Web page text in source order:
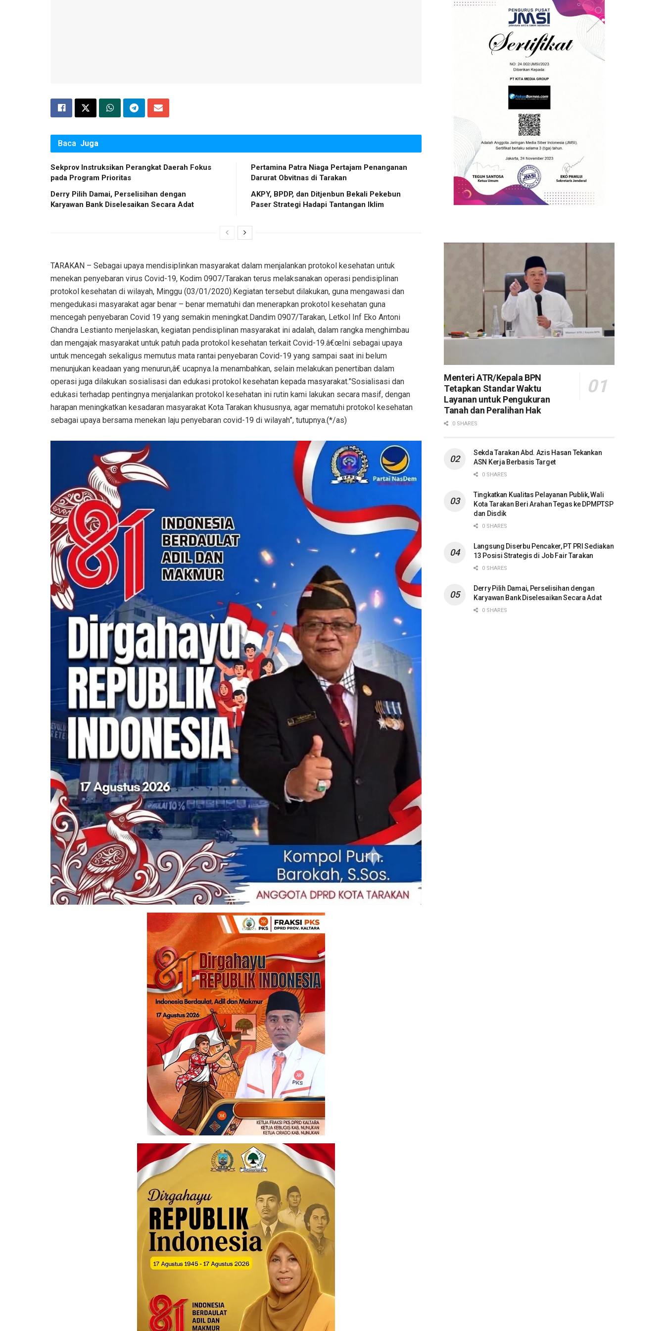
Baca Juga
Sekprov Instruksikan Perangkat Daerah Fokus
pada Program Prioritas
Derry Pilih Damai, Perselisihan dengan
Karyawan Bank Diselesaikan Secara Adat
Pertamina Patra Niaga Pertajam Penanganan
Darurat Obvitnas di Tarakan
AKPY, BPDP, dan Ditjenbun Bekali Pekebun
Paser Strategi Hadapi Tantangan Iklim
TARAKAN – Sebagai upaya mendisiplinkan masyarakat dalam menjalankan protokol kesehatan untuk
menekan penyebaran virus Covid-19, Kodim 0907/Tarakan terus melaksanakan operasi pendisiplinan
protokol kesehatan di wilayah, Minggu (03/01/2020).Kegiatan tersebut dilakukan, guna mengawasi dan
mengedukasi masyarakat agar benar – benar mematuhi dan menerapkan prokotol kesehatan guna
mencegah penyebaran Covid 19 yang semakin meningkat.Dandim 0907/Tarakan, Letkol Inf Eko Antoni
Chandra Lestianto menjelaskan, kegiatan pendisiplinan masyarakat ini adalah, dalam rangka menghimbau
dan mengajak masyarakat untuk patuh pada protokol kesehatan terkait Covid-19.â€œIni sebagai upaya
untuk mencegah sekaligus memutus mata rantai penyebaran Covid-19 yang sampai saat ini belum
menunjukan keadaan yang menurun,â€ ucapnya.Ia menambahkan, selain melakukan penertiban dalam
operasi juga dilakukan sosialisasi dan edukasi protokol kesehatan kepada masyarakat.”Sosialisasi dan
edukasi terhadap pentingnya menjalankan protokol kesehatan ini rutin kami lakukan secara masif, dengan
harapan meningkatkan kesadaran masyarakat Kota Tarakan khususnya, agar mematuhi protokol kesehatan
sebagai upaya bersama menekan laju penyebaran covid-19 di wilayah”, tutupnya.(*/as)
Menteri ATR/Kepala BPN
Tetapkan Standar Waktu
Layanan untuk Pengukuran
Tanah dan Peralihan Hak
0 SHARES
Sekda Tarakan Abd. Azis Hasan Tekankan
ASN Kerja Berbasis Target
0 SHARES
Tingkatkan Kualitas Pelayanan Publik, Wali
Kota Tarakan Beri Arahan Tegas ke DPMPTSP
dan Disdik
0 SHARES
Langsung Diserbu Pencaker, PT PRI Sediakan
13 Posisi Strategis di Job Fair Tarakan
0 SHARES
Derry Pilih Damai, Perselisihan dengan
Karyawan Bank Diselesaikan Secara Adat
0 SHARES